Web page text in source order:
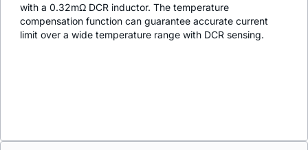
with a 0.32mΩ DCR inductor. The temperature
compensation function can guarantee accurate current
limit over a wide temperature range with DCR sensing.